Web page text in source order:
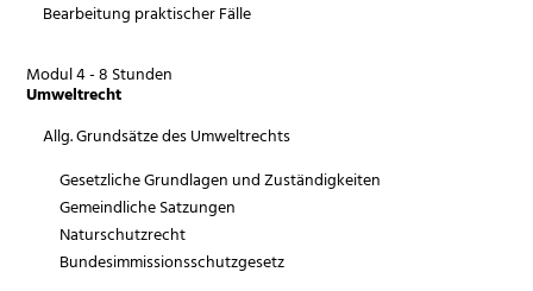
Bearbeitung praktischer Fälle
Modul 4 - 8 Stunden
Umweltrecht
Allg. Grundsätze des Umweltrechts
Gesetzliche Grundlagen und Zuständigkeiten
Gemeindliche Satzungen
Naturschutzrecht
Bundesimmissionsschutzgesetz